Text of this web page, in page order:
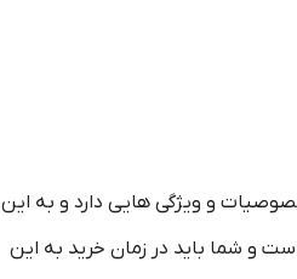
و ویژگی هایی دارد و به این
و شما باید در زمان خرید به این